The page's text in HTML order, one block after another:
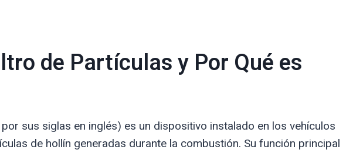
de Partículas y Por Qué es
sus siglas en inglés) es un dispositivo instalado en los vehículos
de hollín generadas durante la combustión. Su función principal